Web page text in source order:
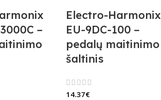
–
Electro-Harmonix
EU-9DC-100 –
pedalų maitinimo
šaltinis
14.37€